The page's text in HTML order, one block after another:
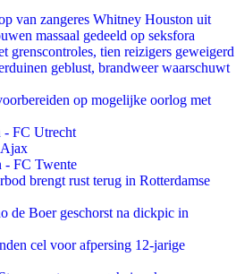
van zangeres Whitney Houston uit
massaal gedeeld op seksfora
grenscontroles, tien reizigers geweigerd
geblust, brandweer waarschuwt
op mogelijke oorlog met
- FC Utrecht
- FC Twente
brengt rust terug in Rotterdamse
de Boer geschorst na dickpic in
cel voor afpersing 12-jarige